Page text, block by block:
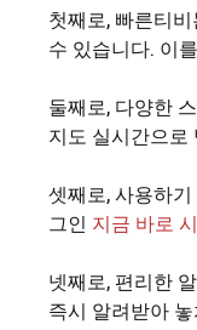
첫째로, 빠른티
수 있습니다. 이
둘째로, 다양한
지도 실시간으로
셋째로, 사용하
그인 지금 바로
넷째로, 편리한
즉시 알려받아